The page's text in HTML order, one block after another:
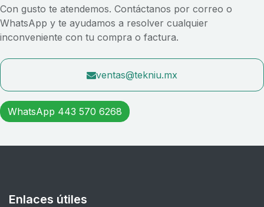
Con gusto te atendemos. Contáctanos por correo o
WhatsApp y te ayudamos a resolver cualquier
inconveniente con tu compra o factura.
ventas@tekniu.mx
WhatsApp 443 570 6268
Enlaces útiles